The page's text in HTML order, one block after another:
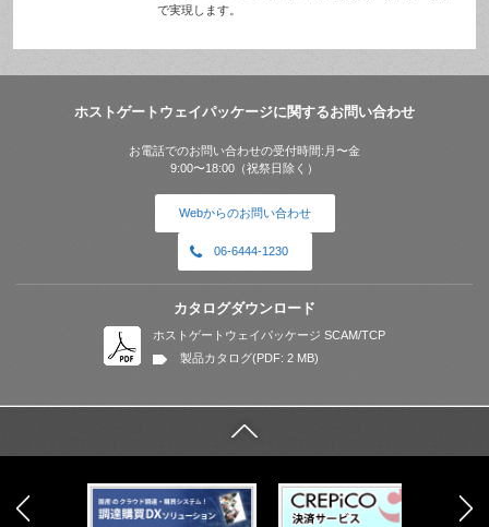
で実現します。
ホストゲートウェイパッケージに関するお問い合わせ
お電話でのお問い合わせの受付時間:月〜金
9:00〜18:00（祝祭日除く）
Webからのお問い合わせ
06-6444-1230
カタログダウンロード
ホストゲートウェイパッケージ SCAM/TCP
製品カタログ(PDF: 2 MB)